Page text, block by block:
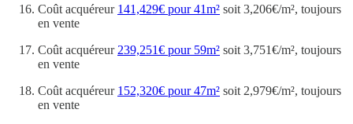
Coût acquéreur 141,429€ pour 41m² soit 3,206€/m², toujours
en vente
Coût acquéreur 239,251€ pour 59m² soit 3,751€/m², toujours
en vente
Coût acquéreur 152,320€ pour 47m² soit 2,979€/m², toujours
en vente